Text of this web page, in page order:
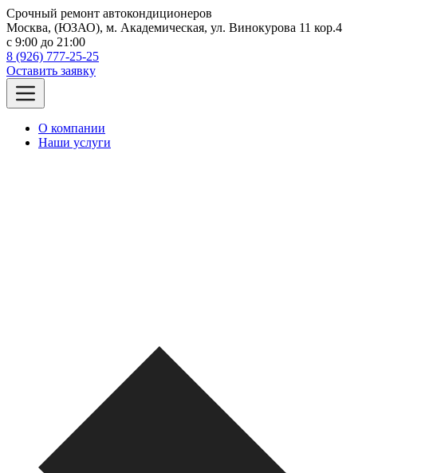
Срочный ремонт автокондиционеров
Москва, (ЮЗАО), м. Академическая, ул. Винокурова 11 кор.4
c 9:00 до 21:00
8 (926) 777-25-25
Оставить заявку
О компании
Наши услуги